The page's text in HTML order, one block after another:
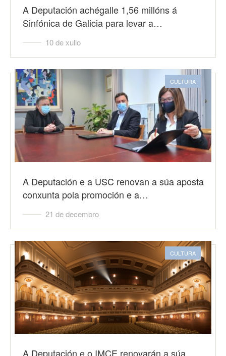
A Deputación achégalle 1,56 millóns á
Sinfónica de Galicia para levar a…
10 de xullo
CULTURA
A Deputación e a USC renovan a súa aposta
conxunta pola promoción e a…
21 de decembro
CULTURA
A Deputación e o IMCE renovarán a súa